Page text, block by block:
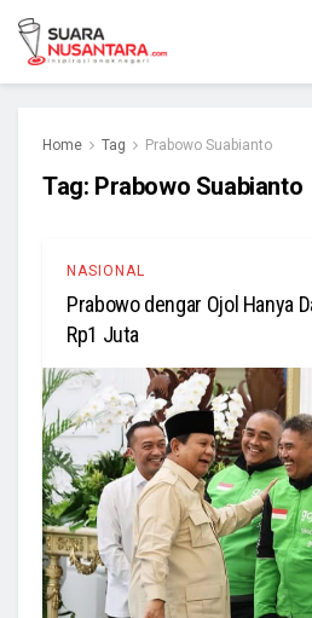
Home Tag Prabowo Suabianto
Tag: Prabowo Suabianto
NASIONAL
Prabowo dengar Ojol Hanya
Rp1 Juta